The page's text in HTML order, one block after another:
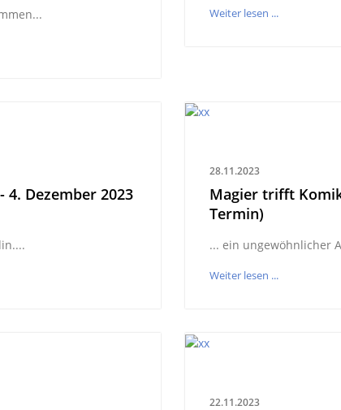
Weiter lesen ...
4. Dezember 2023
28.11.2023
Magier trifft
Termin)
... ein ungewöhnlicher
Weiter lesen ...
22.11.2023